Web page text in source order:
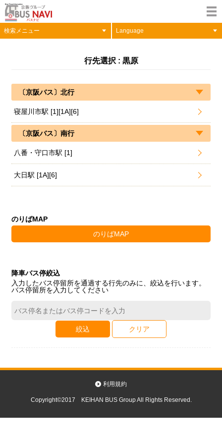
検索メニュー Language
行先選択 : 黒原
〔京阪バス〕北行
寝屋川市駅 [1][1A][6]
〔京阪バス〕南行
八番・守口市駅 [1]
大日駅 [1A][6]
のりばMAP
のりばMAP
降車バス停絞込
入力したバス停留所を通過する行先のみに、絞込を行います。
バス停留所を入力してください
絞込 クリア
利用規約
Copyright©2017 KEIHAN BUS Group All Rights Reserved.